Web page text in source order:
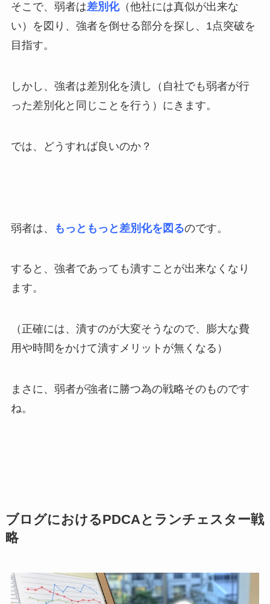
そこで、弱者は差別化（他社には真似が出来な
い）を図り、強者を倒せる部分を探し、1点突破を
目指す。
しかし、強者は差別化を潰し（自社でも弱者が行
った差別化と同じことを行う）にきます。
では、どうすれば良いのか？
弱者は、 もっともっと差別化を図るのです。
すると、強者であっても潰すことが出来なくなり
ます。
（正確には、潰すのが大変そうなので、膨大な費
用や時間をかけて潰すメリットが無くなる）
まさに、弱者が強者に勝つ為の戦略そのものです
ね。
ブログにおけるPDCAとランチェスター戦
略